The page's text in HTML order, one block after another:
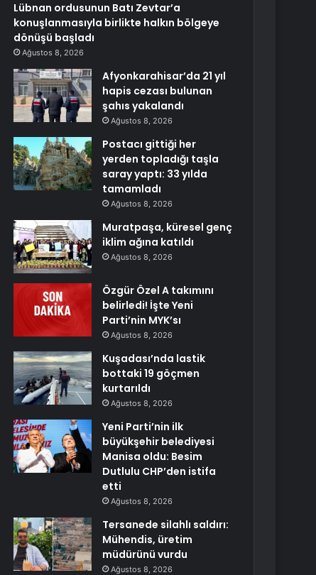
Lübnan ordusunun Batı Zevtar’a
konuşlanmasıyla birlikte halkın bölgeye
dönüşü başladı
Ağustos 8, 2026
Afyonkarahisar’da 21 yıl
hapis cezası bulunan
şahıs yakalandı
Ağustos 8, 2026
Postacı gittiği her
yerden topladığı taşla
saray yaptı: 33 yılda
tamamladı
Ağustos 8, 2026
Muratpaşa, küresel genç
iklim ağına katıldı
Ağustos 8, 2026
Özgür Özel A takımını
belirledi! İşte Yeni
Parti’nin MYK’sı
Ağustos 8, 2026
Kuşadası’nda lastik
bottaki 19 göçmen
kurtarıldı
Ağustos 8, 2026
Yeni Parti’nin ilk
büyükşehir belediyesi
Manisa oldu: Besim
Dutlulu CHP’den istifa
etti
Ağustos 8, 2026
Tersanede silahlı saldırı:
Mühendis, üretim
müdürünü vurdu
Ağustos 8, 2026